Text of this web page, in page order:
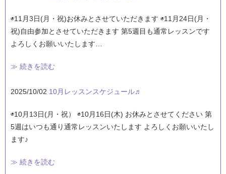
◉11月3日(月・祝)お休みとさせていただきます ◉11月24日(月・
祝)自由参加とさせていただきます 第5週目も通常レッスンです
よろしくお願いいたします…
≫ 続きを読む
2025/10/02 10月レッスンスケジュール♬
◉10月13日(月・祝） ◉10月16日(木) お休みとさせてください 第
5週はいつも通り通常レッスンいたします よろしくお願いいたし
ます♪
≫ 続きを読む